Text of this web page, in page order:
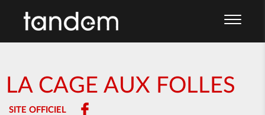
LA CAGE AUX FOLLES
SITE OFFICIEL